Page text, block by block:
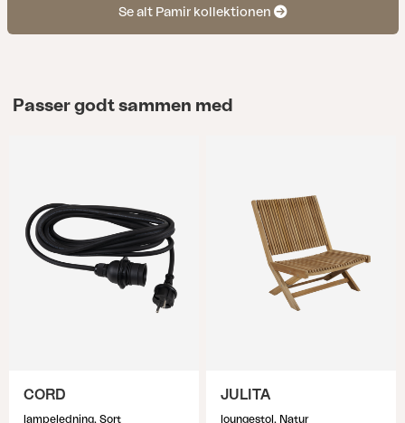
Se alt Pamir kollektionen
Passer godt sammen med
CORD
lampeledning, Sort
JULITA
loungestol, Natur